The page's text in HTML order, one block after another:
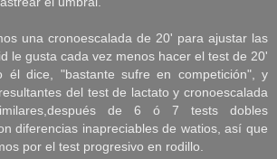
una cronoescalada de 20' para ajustar las
le gusta cada vez menos hacer el test de 20'
él dice, "bastante sufre en competición", y
del test de lactato y cronoescalada
de 6 ó 7 tests dobles
diferencias inapreciables de watios, así que
por el test progresivo en rodillo.